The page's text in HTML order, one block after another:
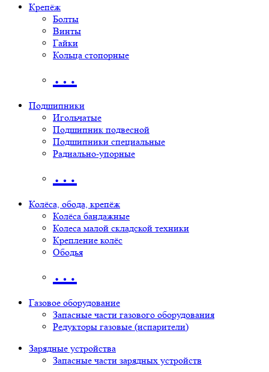
Крепёж
Болты
Винты
Гайки
Кольца стопорные
…
Подшипники
Игольчатые
Подшипник подвесной
Подшипники специальные
Радиально-упорные
…
Колёса, обода, крепёж
Колёса бандажные
Колеса малой складской техники
Крепление колёс
Ободья
…
Газовое оборудование
Запасные части газового оборудования
Редукторы газовые (испарители)
Зарядные устройства
Запасные части зарядных устройств